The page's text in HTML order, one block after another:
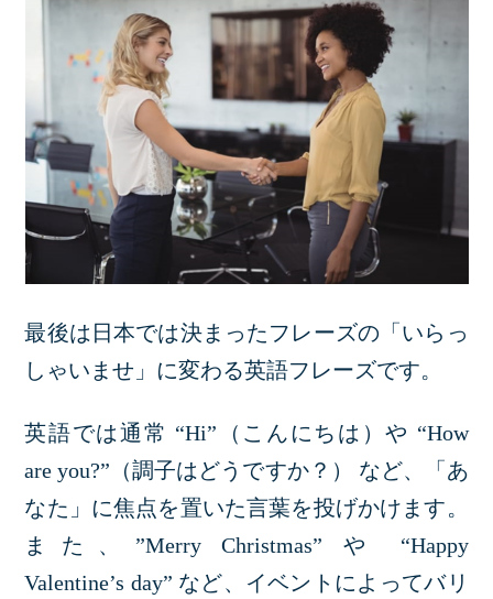
最後は日本では決まったフレーズの「いらっ
しゃいませ」に変わる英語フレーズです。
英語では通常 “Hi”（こんにちは）や “How
are you?”（調子はどうですか？） など、「あ
なた」に焦点を置いた言葉を投げかけます。
また、”Merry Christmas” や “Happy
Valentine’s day” など、イベントによってバリ